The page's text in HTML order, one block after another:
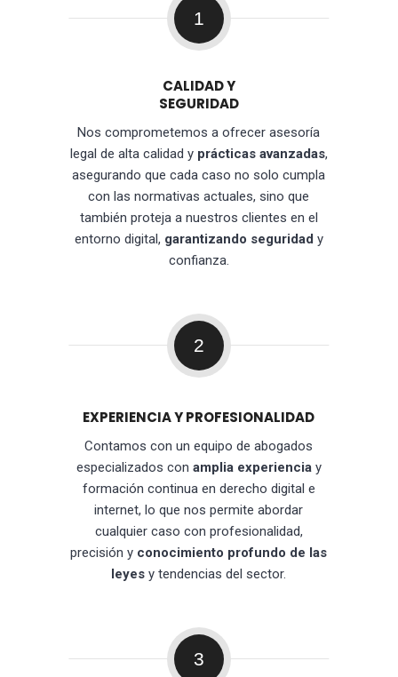
1
CALIDAD Y
SEGURIDAD
Nos comprometemos a ofrecer asesoría
legal de alta calidad y prácticas avanzadas,
asegurando que cada caso no solo cumpla
con las normativas actuales, sino que
también proteja a nuestros clientes en el
entorno digital, garantizando seguridad y
confianza.
2
EXPERIENCIA Y PROFESIONALIDAD
Contamos con un equipo de abogados
especializados con amplia experienciay
formación continua en derecho digital e
internet, lo que nos permite abordar
cualquier caso con profesionalidad,
precisión y conocimiento profundo de las
leyes y tendencias del sector.
3